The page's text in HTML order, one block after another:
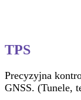
TPS
Precyzyjna
GNSS. (Tunele,